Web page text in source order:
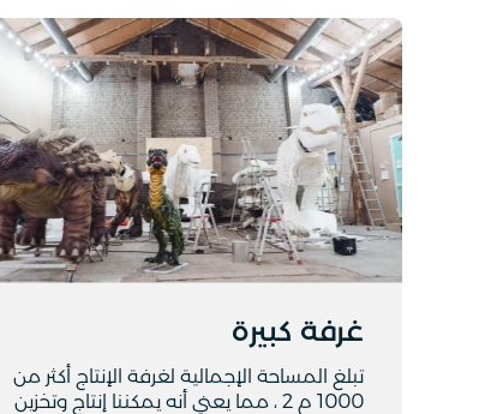
غرفة كبيرة
تبلغ المساحة الإجمالية لغرفة الإنتاج أكثر من
1000 م 2 ، مما يعني أنه يمكننا إنتاج وتخزين